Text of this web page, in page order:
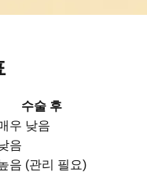
수술 후
우 낮음
음
음 (관리 필요)